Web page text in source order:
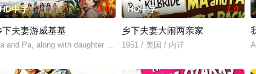
中字 3.0
下夫妻游威基基
and Pa, along with daughter Rosie, go off to Hawaii in answer to
HD中字 1.0
乡下夫妻大闹两亲家
1951 / 美国 / 内详